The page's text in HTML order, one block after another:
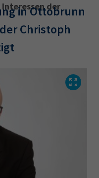
der
in Ottobrunn
Christoph